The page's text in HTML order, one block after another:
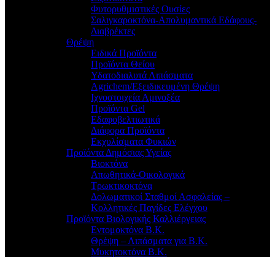
Φυτορυθμιστικές Ουσίες
Σαλιγκαροκτόνα-Απολυμαντικά Εδάφους-
Διαβρέκτες
Θρέψη
Ειδικά Προϊόντα
Προϊόντα Θείου
Υδατοδιαλυτά Λιπάσματα
Agrichem/Εξειδικευμένη Θρέψη
Ιχνοστοιχεία Αμινοξέα
Προϊόντα Gel
Εδαφοβελτιωτικά
Διάφορα Προϊόντα
Εκχυλίσματα Φυκιών
Προϊόντα Δημόσιας Υγείας
Βιοκτόνα
Απωθητικά-Οικολογικά
Τρωκτικοκτόνα
Δολωματικοί Σταθμοί Ασφαλείας –
Κολλητικές Παγίδες Ελέγχου
Προϊόντα Βιολογικής Καλλιέργειας
Εντομοκτόνα Β.Κ.
Θρέψη – Λιπάσματα για Β.Κ.
Μυκητοκτόνα Β.Κ.